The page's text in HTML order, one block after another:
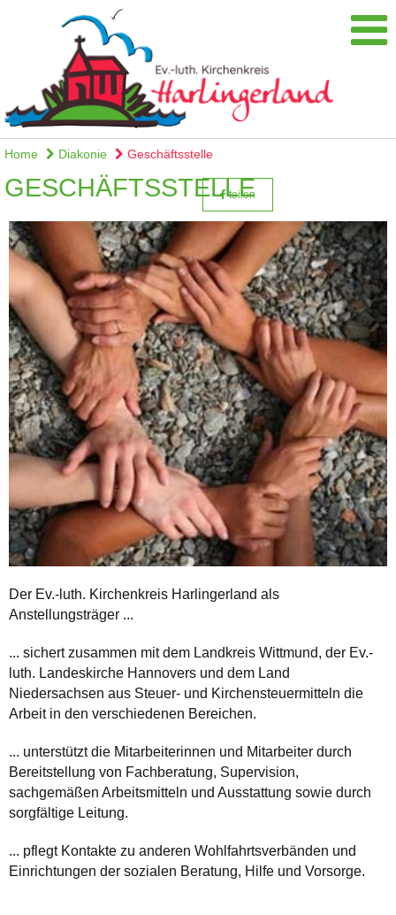
Home Diakonie Geschäftsstelle
GESCHÄFTSSTELLE
teilen
Der Ev.-luth. Kirchenkreis Harlingerland als
Anstellungsträger ...
... sichert zusammen mit dem Landkreis Wittmund, der Ev.-
luth. Landeskirche Hannovers und dem Land
Niedersachsen aus Steuer- und Kirchensteuermitteln die
Arbeit in den verschiedenen Bereichen.
... unterstützt die Mitarbeiterinnen und Mitarbeiter durch
Bereitstellung von Fachberatung, Supervision,
sachgemäßen Arbeitsmitteln und Ausstattung sowie durch
sorgfältige Leitung.
... pflegt Kontakte zu anderen Wohlfahrtsverbänden und
Einrichtungen der sozialen Beratung, Hilfe und Vorsorge.